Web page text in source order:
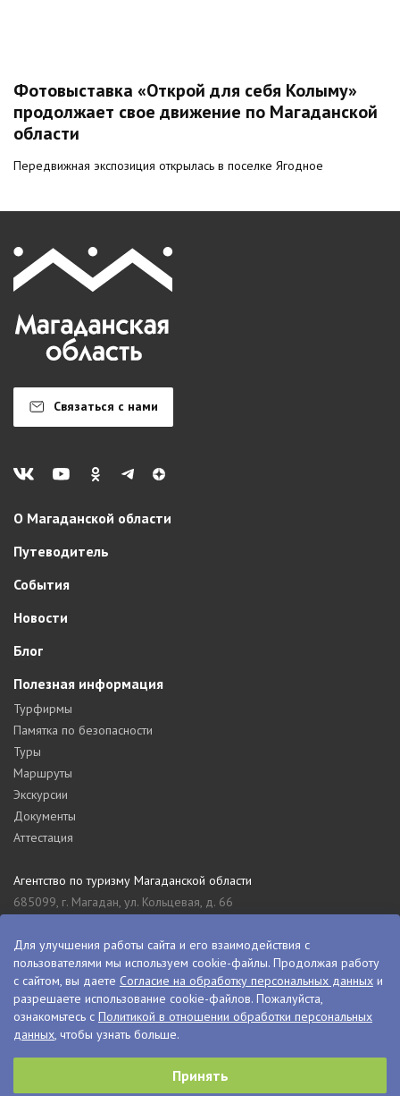
Фотовыставка «Открой для себя Колыму»
продолжает свое движение по Магаданской
области
Передвижная экспозиция открылась в поселке Ягодное
Связаться с нами
О Магаданской области
Путеводитель
События
Новости
Блог
Полезная информация
Турфирмы
Памятка по безопасности
Туры
Маршруты
Экскурсии
Документы
Аттестация
Агентство по туризму Магаданской области
685099, г. Магадан, ул. Кольцевая, д. 66
8 (4132) 61-76-67
Туристский информационный центр Магаданской области
685000, г. Магадан, ул. Пролетарская, д. 11
visitkolyma@mail.ru
+7 (4132) 60-70-11
+7 (4132) 61-73-15
Для улучшения работы сайта и его взаимодействия с
пользователями мы используем cookie-файлы. Продолжая работу
с сайтом, вы даете Согласие на обработку персональных данных и
разрешаете использование cookie-файлов. Пожалуйста,
ознакомьтесь с Политикой в отношении обработки персональных
данных, чтобы узнать больше.
Принять